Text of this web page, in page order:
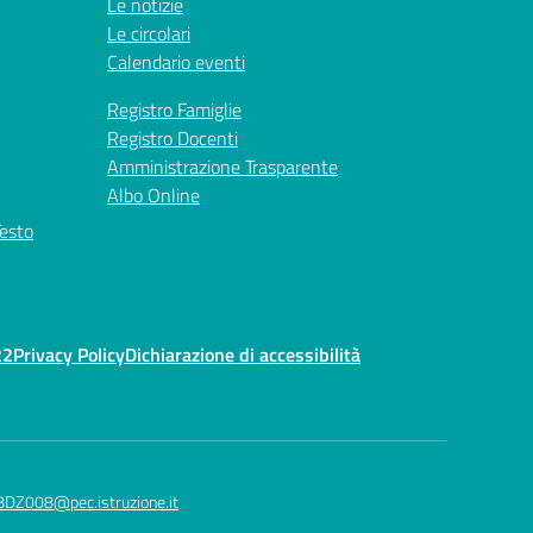
Le circolari
Calendario eventi
Registro Famiglie
Registro Docenti
Amministrazione Trasparente
Albo Online
Privacy PolicyDichiarazione di accessibilità